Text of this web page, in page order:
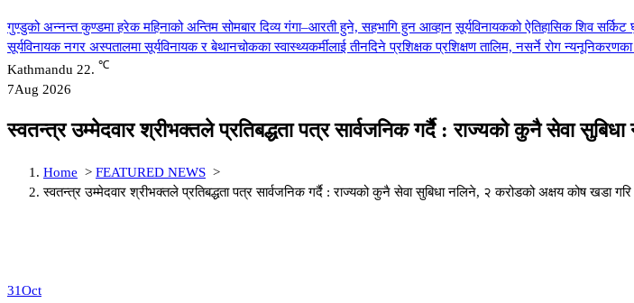
गुण्डुको अन्नन्त कुण्डमा हरेक महिनाको अन्तिम सोमबार दिव्य गंगा–आरती हुने, सहभागि हुन आव्हान सूर्यविनायकको ऐतिहासिक शिव सर्किट
सूर्यविनायक नगर अस्पतालमा सूर्यविनायक र बेथानचोकका स्वास्थ्यकर्मीलाई तीनदिने प्रशिक्षक प्रशिक्षण तालिम, नसर्ने रोग
Kathmandu 22. ℃
7Aug 2026
स्वतन्त्र उम्मेदवार श्रीभक्तले प्रतिबद्धता पत्र सार्वजनिक गर्दै : राज्यको कुनै सेवा
Home > FEATURED NEWS >
स्वतन्त्र उम्मेदवार श्रीभक्तले प्रतिबद्धता पत्र सार्वजनिक गर्दै : राज्यको कुनै सेवा सुबिधा नलिने, २ करोडको अक्षय कोष खडा गरि
31Oct